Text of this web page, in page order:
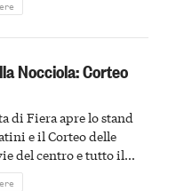
Nocciola: Corteo
di Fiera apre lo stand
e il Corteo delle
del centro e tutto il
la serata